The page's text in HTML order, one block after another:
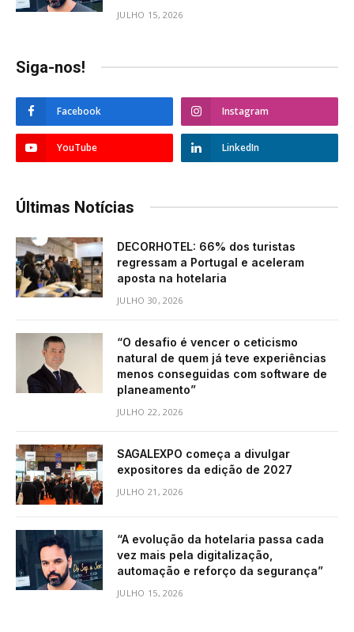
JULHO 15, 2026
Siga-nos!
Facebook Instagram
YouTube LinkedIn
Últimas Notícias
DECORHOTEL: 66% dos turistas
regressam a Portugal e aceleram
aposta na hotelaria
JULHO 30, 2026
“O desafio é vencer o ceticismo
natural de quem já teve experiências
menos conseguidas com software de
planeamento”
JULHO 22, 2026
SAGALEXPO começa a divulgar
expositores da edição de 2027
JULHO 21, 2026
“A evolução da hotelaria passa cada
vez mais pela digitalização,
automação e reforço da segurança”
JULHO 15, 2026